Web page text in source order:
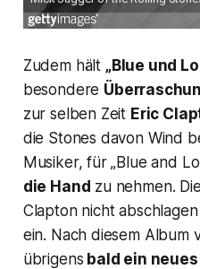
Zudem hält „Blue und
besondere
zur selben Zeit Eric
die Stones davon Wind
Musiker, für „Blue and
die Hand zu nehmen.
Clapton nicht
ein. Nach diesem Album
übrigens bald ein